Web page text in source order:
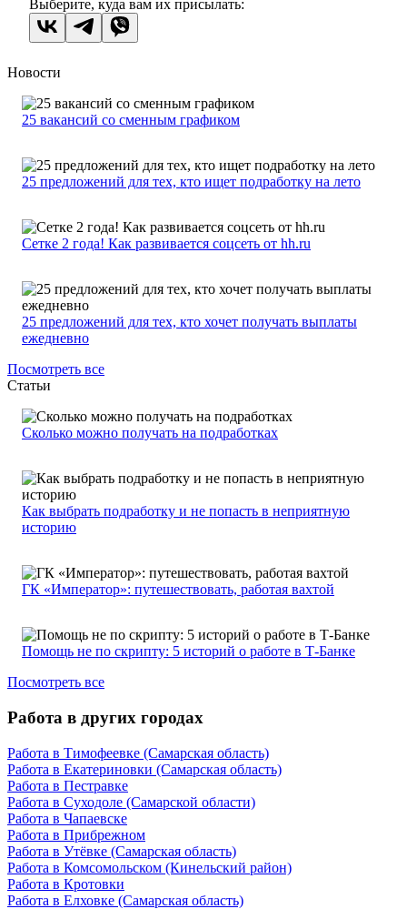
Выберите, куда вам их присылать:
Новости
25 вакансий со сменным графиком
25 предложений для тех, кто ищет подработку на лето
Сетке 2 года! Как развивается соцсеть от hh.ru
25 предложений для тех, кто хочет получать выплаты
ежедневно
Посмотреть все
Статьи
Сколько можно получать на подработках
Как выбрать подработку и не попасть в неприятную
историю
ГК «Император»: путешествовать, работая вахтой
Помощь не по скрипту: 5 историй о работе в Т-Банке
Посмотреть все
Работа в других городах
Работа в Тимофеевке (Самарская область)
Работа в Екатериновки (Самарская область)
Работа в Пестравке
Работа в Суходоле (Самарской области)
Работа в Чапаевске
Работа в Прибрежном
Работа в Утёвке (Самарская область)
Работа в Комсомольском (Кинельский район)
Работа в Кротовки
Работа в Елховке (Самарская область)